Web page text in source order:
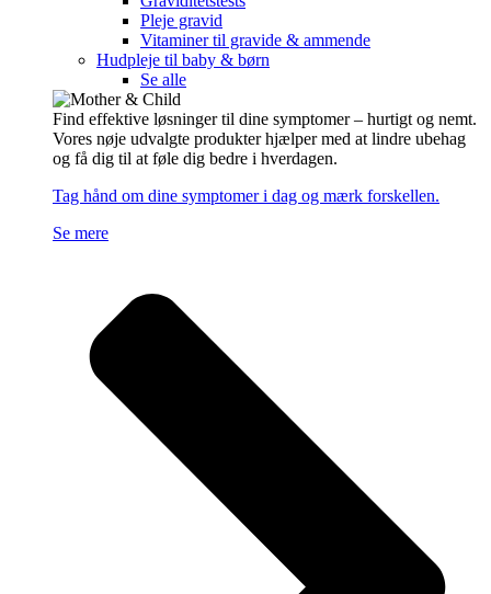
Pleje gravid
Vitaminer til gravide & ammende
Hudpleje til baby & børn
Se alle
Find effektive løsninger til dine symptomer – hurtigt og nemt.
Vores nøje udvalgte produkter hjælper med at lindre ubehag
og få dig til at føle dig bedre i hverdagen.
Tag hånd om dine symptomer i dag og mærk forskellen.
Se mere